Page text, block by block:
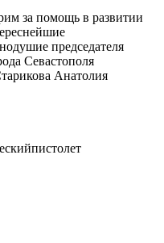
за помощь в развитии
председателя
Севастополя
Анатолия